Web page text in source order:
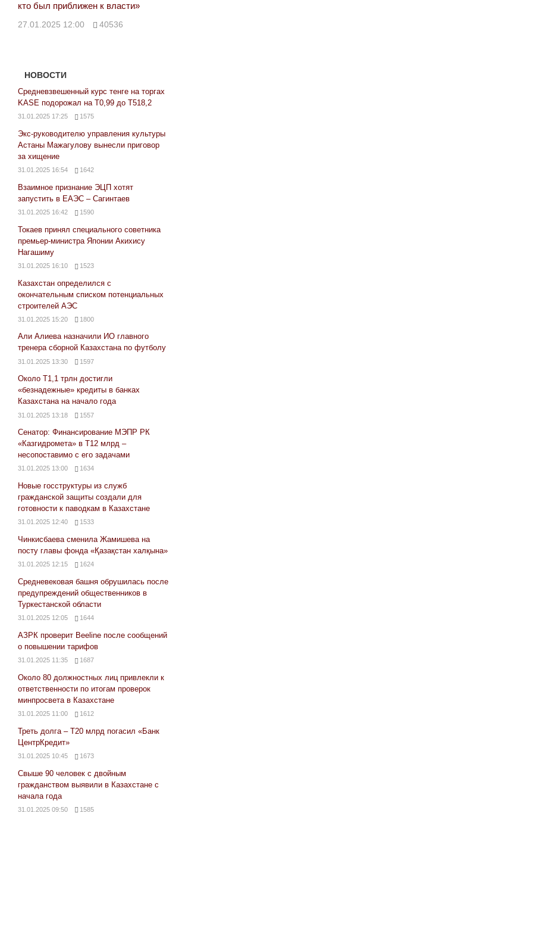
кто был приближен к власти»
27.01.2025 12:00 40536
НОВОСТИ
Средневзвешенный курс тенге на торгах
KASE подорожал на Т0,99 до Т518,2
31.01.2025 17:25 1575
Экс-руководителю управления культуры
Астаны Мажагулову вынесли приговор
за хищение
31.01.2025 16:54 1642
Взаимное признание ЭЦП хотят
запустить в ЕАЭС – Сагинтаев
31.01.2025 16:42 1590
Токаев принял специального советника
премьер-министра Японии Акихису
Нагашиму
31.01.2025 16:10 1523
Казахстан определился с
окончательным списком потенциальных
строителей АЭС
31.01.2025 15:20 1800
Али Алиева назначили ИО главного
тренера сборной Казахстана по футболу
31.01.2025 13:30 1597
Около Т1,1 трлн достигли
«безнадежные» кредиты в банках
Казахстана на начало года
31.01.2025 13:18 1557
Сенатор: Финансирование МЭПР РК
«Казгидромета» в Т12 млрд –
несопоставимо с его задачами
31.01.2025 13:00 1634
Новые госструктуры из служб
гражданской защиты создали для
готовности к паводкам в Казахстане
31.01.2025 12:40 1533
Чинкисбаева сменила Жамишева на
посту главы фонда «Қазақстан халқына»
31.01.2025 12:15 1624
Средневековая башня обрушилась после
предупреждений общественников в
Туркестанской области
31.01.2025 12:05 1644
АЗРК проверит Beeline после сообщений
о повышении тарифов
31.01.2025 11:35 1687
Около 80 должностных лиц привлекли к
ответственности по итогам проверок
минпросвета в Казахстане
31.01.2025 11:00 1612
Треть долга – Т20 млрд погасил «Банк
ЦентрКредит»
31.01.2025 10:45 1673
Свыше 90 человек с двойным
гражданством выявили в Казахстане с
начала года
31.01.2025 09:50 1585